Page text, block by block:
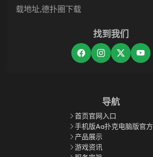
载地址,德扑圈下载
找到我们
导航
首页官网入口
手机版aa扑克电脑版官方
产品展示
游戏资讯